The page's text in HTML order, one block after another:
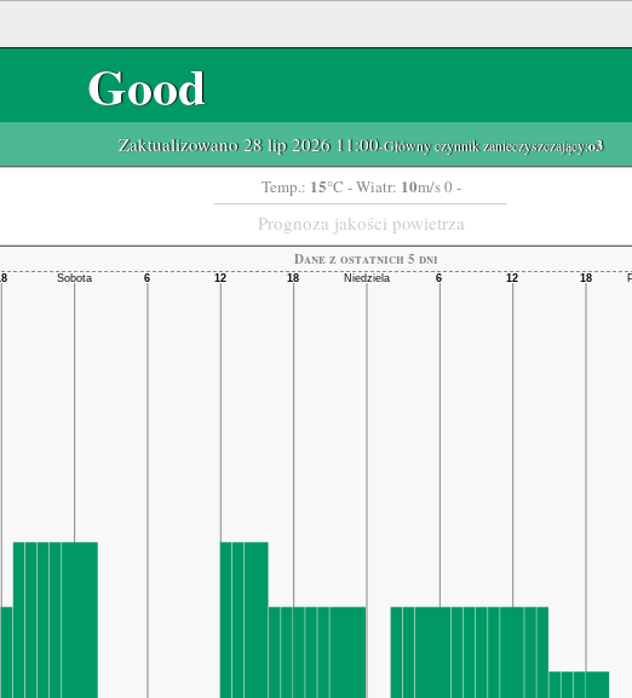
Good
Zaktualizowano 28 lip 2026 11:00-Główny czynnik zanieczyszczający:o3
Temp.: 15°C - Wiatr: 10m/s 0 -
Prognoza jakości powietrza
Dane z ostatnich 5 dni